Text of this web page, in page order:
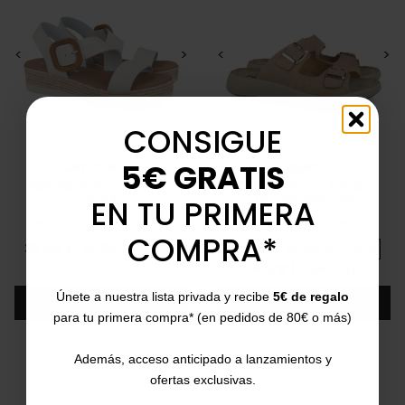
< >
CATCHALOT
Sandalias de cuña baja
5694
38 39 40 41
Precio
38,00 € Precio base
49,95 € -24%
Añadir
< >
Sandalias con hebilla
757061 3836/013
35 36 37 38
Precio
37,00 €
Añadir
CONSIGUE
5€ GRATIS
EN TU PRIMERA
COMPRA*
Únete a nuestra lista privada y recibe 5€ de regalo
para tu primera compra* (en pedidos de 80€ o más)
Además, acceso anticipado a lanzamientos y
ofertas exclusivas.